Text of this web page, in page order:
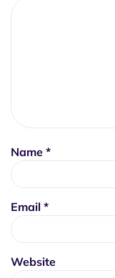
Name *
Email *
Website